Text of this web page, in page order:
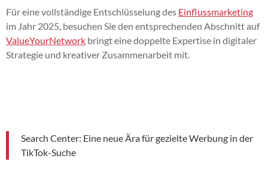
Für eine vollständige Entschlüsselung des Einflussmarketing
im Jahr 2025, besuchen Sie den entsprechenden Abschnitt auf
ValueYourNetwork bringt eine doppelte Expertise in digitaler
Strategie und kreativer Zusammenarbeit mit.
Search Center: Eine neue Ära für gezielte Werbung in der
TikTok-Suche